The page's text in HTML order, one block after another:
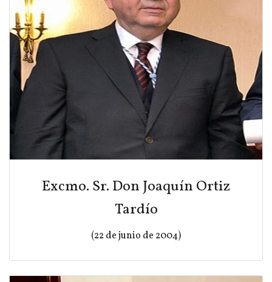
Excmo. Sr. Don Joaquín Ortiz
Tardío
(22 de junio de 2004)